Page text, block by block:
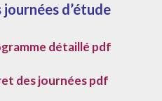
d’étude
détaillé pdf
des journées pdf